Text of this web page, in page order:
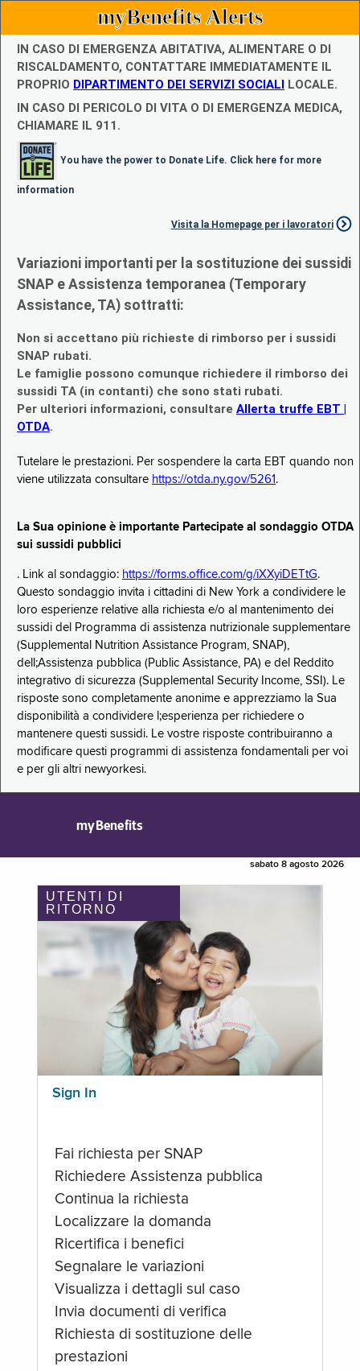
myBenefits Alerts
IN CASO DI EMERGENZA ABITATIVA, ALIMENTARE O DI
RISCALDAMENTO, CONTATTARE IMMEDIATAMENTE IL
PROPRIO DIPARTIMENTO DEI SERVIZI SOCIALI LOCALE.
IN CASO DI PERICOLO DI VITA O DI EMERGENZA MEDICA,
CHIAMARE IL 911.
You have the power to Donate Life. Click here for more
information
Visita la Homepage per i lavoratori
Variazioni importanti per la sostituzione dei sussidi
SNAP e Assistenza temporanea (Temporary
Assistance, TA) sottratti:
Non si accettano più richieste di rimborso per i sussidi
SNAP rubati.
Le famiglie possono comunque richiedere il rimborso dei
sussidi TA (in contanti) che sono stati rubati.
Per ulteriori informazioni, consultare Allerta truffe EBT |
OTDA.
Tutelare le prestazioni. Per sospendere la carta EBT quando non
viene utilizzata consultare https://otda.ny.gov/5261 .
La Sua opinione è importante Partecipate al sondaggio OTDA
sui sussidi pubblici
. Link al sondaggio: https://forms.office.com/g/iXXyiDETtG.
Questo sondaggio invita i cittadini di New York a condividere le
loro esperienze relative alla richiesta e/o al mantenimento dei
sussidi del Programma di assistenza nutrizionale supplementare
(Supplemental Nutrition Assistance Program, SNAP),
dell;Assistenza pubblica (Public Assistance, PA) e del Reddito
integrativo di sicurezza (Supplemental Security Income, SSI). Le
risposte sono completamente anonime e apprezziamo la Sua
disponibilità a condividere l;esperienza per richiedere o
mantenere questi sussidi. Le vostre risposte contribuiranno a
modificare questi programmi di assistenza fondamentali per voi
e per gli altri newyorkesi.
myBenefits
sabato 8 agosto 2026
UTENTI DI
RITORNO
Sign In
Fai richiesta per SNAP
Richiedere Assistenza pubblica
Continua la richiesta
Localizzare la domanda
Ricertifica i benefici
Segnalare le variazioni
Visualizza i dettagli sul caso
Invia documenti di verifica
Richiesta di sostituzione delle
prestazioni